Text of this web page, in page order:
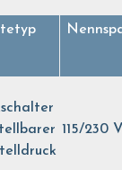
115/230 V